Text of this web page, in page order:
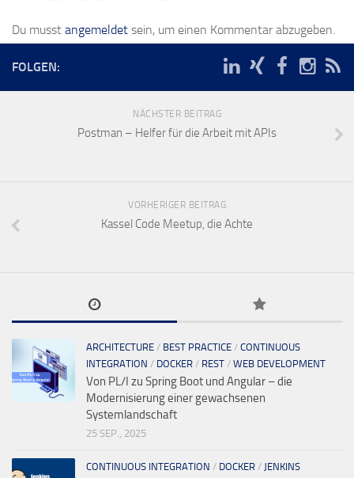
Du musst angemeldet sein, um einen Kommentar abzugeben.
FOLGEN:
NÄCHSTER BEITRAG
Postman – Helfer für die Arbeit mit APIs
VORHERIGER BEITRAG
Kassel Code Meetup, die Achte
ARCHITECTURE / BEST PRACTICE / CONTINUOUS
INTEGRATION / DOCKER / REST / WEB DEVELOPMENT
Von PL/I zu Spring Boot und Angular – die
Modernisierung einer gewachsenen
Systemlandschaft
25 SEP., 2025
CONTINUOUS INTEGRATION / DOCKER / JENKINS